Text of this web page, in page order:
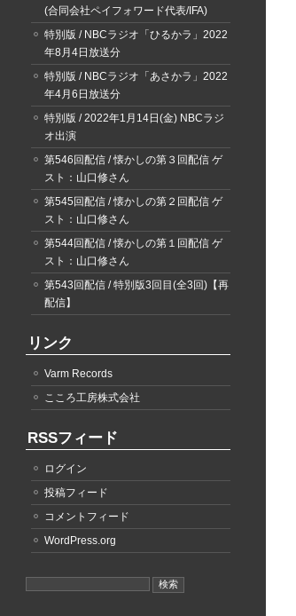
(合同会社ペイフォワード代表/IFA)
特別版 / NBCラジオ「ひるかラ」2022
年8月4日放送分
特別版 / NBCラジオ「あさかラ」2022
年4月6日放送分
特別版 / 2022年1月14日(金) NBCラジ
オ出演
第546回配信 / 懐かしの第３回配信 ゲ
スト：山口修さん
第545回配信 / 懐かしの第２回配信 ゲ
スト：山口修さん
第544回配信 / 懐かしの第１回配信 ゲ
スト：山口修さん
第543回配信 / 特別版3回目(全3回)【再
配信】
リンク
Varm Records
こころ工房株式会社
RSSフィード
ログイン
投稿フィード
コメントフィード
WordPress.org